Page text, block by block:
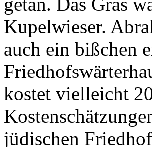
Kupelwieser.
auch ein bißchen
kostet vielleicht
jüdischen